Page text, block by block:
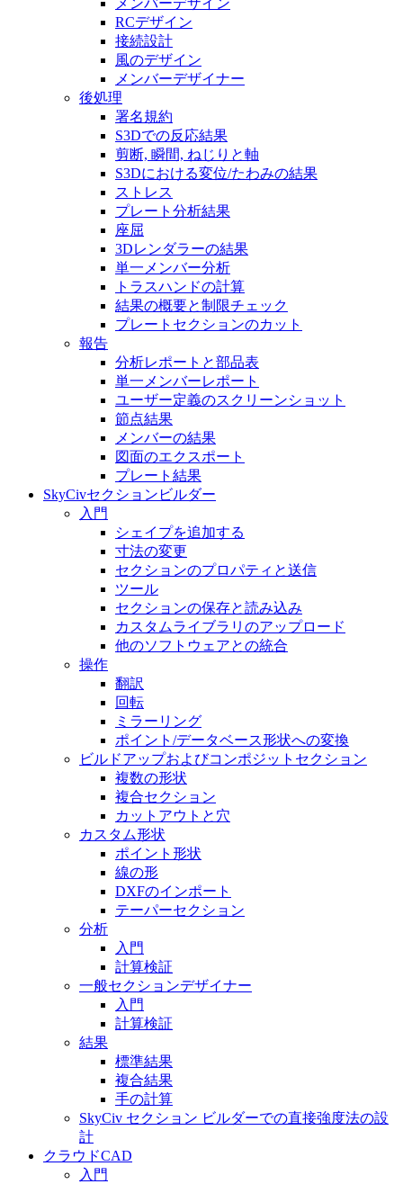
メンバーデザイン
RCデザイン
接続設計
風のデザイン
メンバーデザイナー
後処理
署名規約
S3Dでの反応結果
剪断, 瞬間, ねじりと軸
S3Dにおける変位/たわみの結果
ストレス
プレート分析結果
座屈
3Dレンダラーの結果
単一メンバー分析
トラスハンドの計算
結果の概要と制限チェック
プレートセクションのカット
報告
分析レポートと部品表
単一メンバーレポート
ユーザー定義のスクリーンショット
節点結果
メンバーの結果
図面のエクスポート
プレート結果
SkyCivセクションビルダー
入門
シェイプを追加する
寸法の変​​更
セクションのプロパティと送信
ツール
セクションの保存と読み込み
カスタムライブラリのアップロード
他のソフトウェアとの統合
操作
翻訳
回転
ミラーリング
ポイント/データベース形状への変換
ビルドアップおよびコンポジットセクション
複数の形状
複合セクション
カットアウトと穴
カスタム形状
ポイント形状
線の形
DXFのインポート
テーパーセクション
分析
入門
計算検証
一般セクションデザイナー
入門
計算検証
結果
標準結果
複合結果
手の計算
SkyCiv セクション ビルダーでの直接強度法の設
計
クラウドCAD
入門